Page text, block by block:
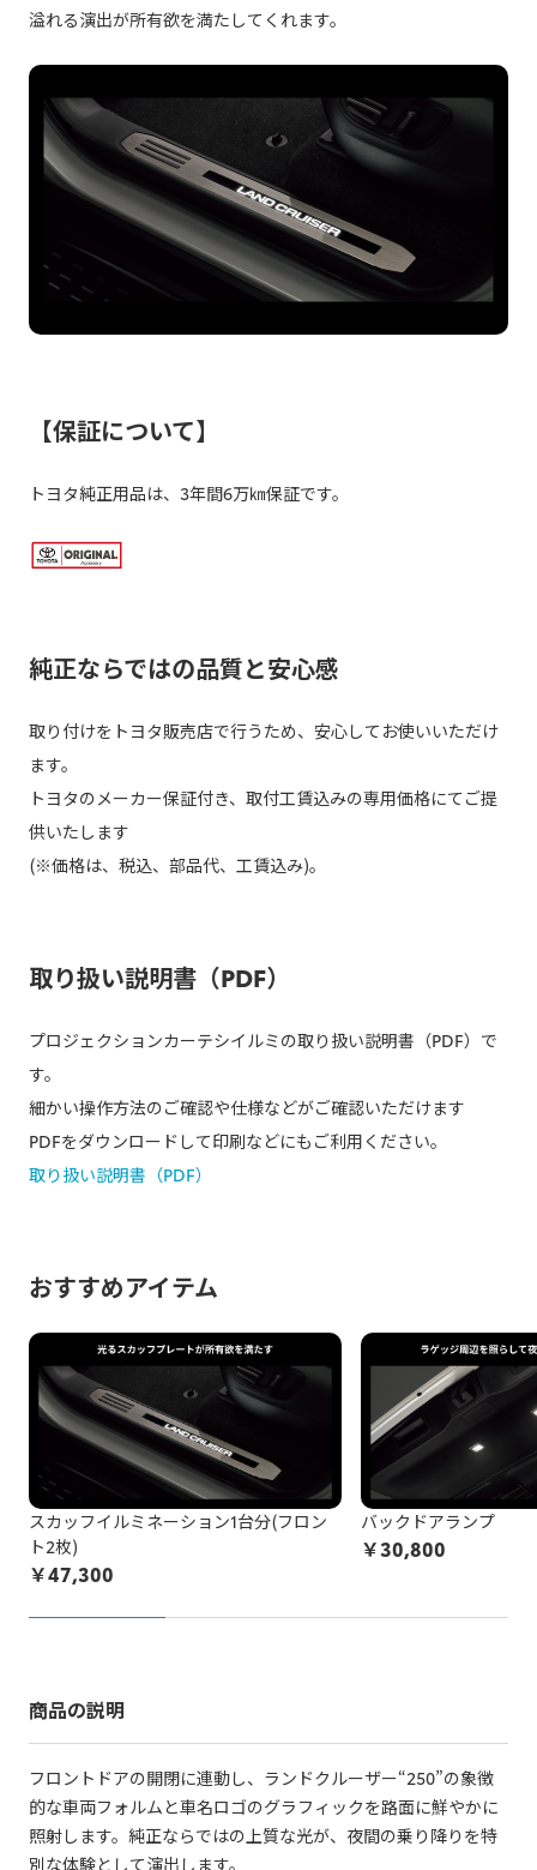
溢れる演出が所有欲を満たしてくれます。
【保証について】
トヨタ純正用品は、3年間6万㎞保証です。
純正ならではの品質と安心感
取り付けをトヨタ販売店で行うため、安心してお使いいただけ
ます。
トヨタのメーカー保証付き、取付工賃込みの専用価格にてご提
供いたします
(※価格は、税込、部品代、工賃込み)。
取り扱い説明書（PDF）
プロジェクションカーテシイルミの取り扱い説明書（PDF）で
す。
細かい操作方法のご確認や仕様などがご確認いただけます
PDFをダウンロードして印刷などにもご利用ください。
取り扱い説明書（PDF）
おすすめアイテム
スカッフイルミネーション1台分(フロン
ト2枚)
￥47,300
バックドアランプ
￥30,800
商品の説明
フロントドアの開閉に連動し、ランドクルーザー“250”の象徴
的な車両フォルムと車名ロゴのグラフィックを路面に鮮やかに
照射します。純正ならではの上質な光が、夜間の乗り降りを特
別な体験として演出します。